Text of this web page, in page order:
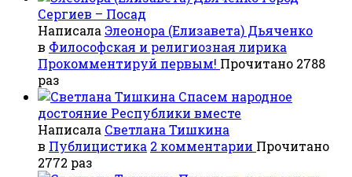
Сергиев – Посад
Написала Элеонора (Елизавета) Дьяченко
в Философская и религиозная лирика
Прокомментируй первым! Прочитано 2788
раз
Спасем народное
достояние Республики вместе
Написала Светлана Тишкина
в Публицистика 2 комментарии Прочитано
2772 раз